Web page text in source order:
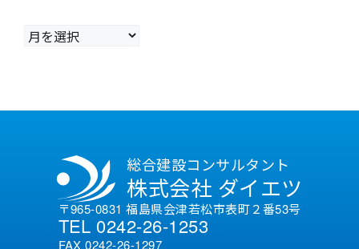
ア
ー
総合建設コンサルタント
株式会社 ダイエツ
〒965-0831 福島県会津若松市表町２番53号
TEL 0242-26-1253
FAX 0242-26-1297